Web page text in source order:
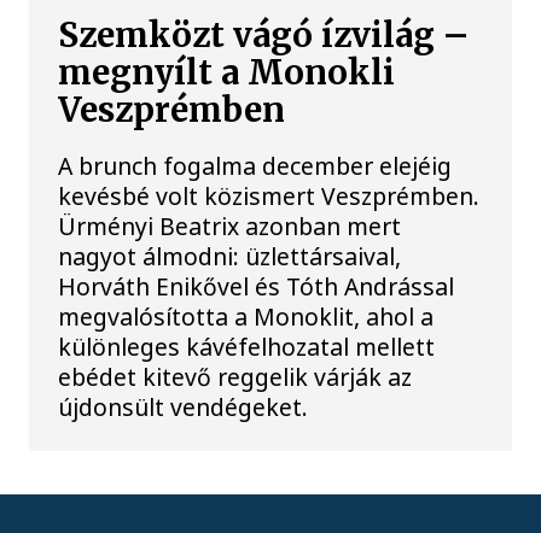
Szemközt vágó ízvilág –
megnyílt a Monokli
Veszprémben
A brunch fogalma december elejéig
kevésbé volt közismert Veszprémben.
Ürményi Beatrix azonban mert
nagyot álmodni: üzlettársaival,
Horváth Enikővel és Tóth Andrással
megvalósította a Monoklit, ahol a
különleges kávéfelhozatal mellett
ebédet kitevő reggelik várják az
újdonsült vendégeket.